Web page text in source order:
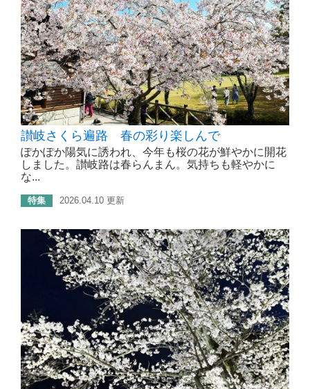
讃岐さくら遍路 春の彩り楽しんで
ぽかぽか陽気に誘われ、今年も桜の花が鮮やかに開花
しました。讃岐路は春らんまん。気持ちも軽やかに
な...
特集 2026.04.10 更新